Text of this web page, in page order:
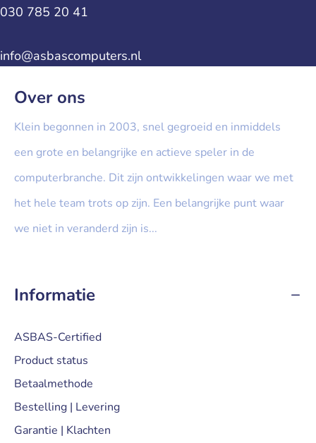
030 785 20 41
info@asbascomputers.nl
Over ons
Klein begonnen in 2003, snel gegroeid en inmiddels
een grote en belangrijke en actieve speler in de
computerbranche. Dit zijn ontwikkelingen waar we met
het hele team trots op zijn. Een belangrijke punt waar
we niet in veranderd zijn is...
Informatie
ASBAS-Certified
Product status
Betaalmethode
Bestelling | Levering
Garantie | Klachten